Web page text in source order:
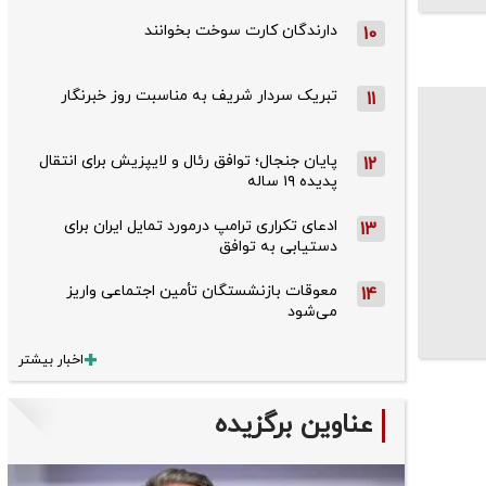
10 دارندگان کارت سوخت بخوانند
11 تبریک سردار شریف به مناسبت روز خبرنگار
12
پایان جنجال؛ توافق رئال و لایپزیش برای انتقال
پدیده ۱۹ ساله
13
ادعای تکراری ترامپ درمورد تمایل ایران برای
دستیابی به توافق
14
معوقات بازنشستگان تأمین اجتماعی واریز
می‌شود
اخبار بیشتر
عناوین برگزیده